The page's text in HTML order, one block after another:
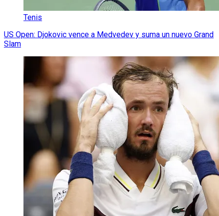
Tenis
US Open: Djokovic vence a Medvedev y suma un nuevo Grand
Slam